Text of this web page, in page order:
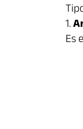
1.
Es